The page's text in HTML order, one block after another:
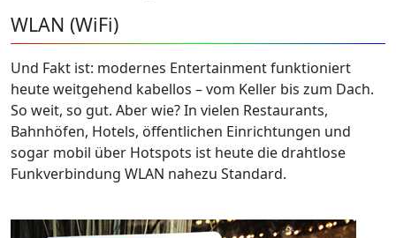
WLAN (WiFi)
Und Fakt ist: modernes Entertainment funktioniert
heute weitgehend kabellos – vom Keller bis zum Dach.
So weit, so gut. Aber wie? In vielen Restaurants,
Bahnhöfen, Hotels, öffentlichen Einrichtungen und
sogar mobil über Hotspots ist heute die drahtlose
Funkverbindung WLAN nahezu Standard.